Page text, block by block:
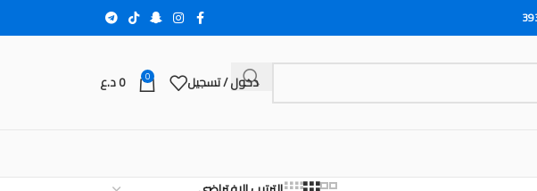
دخول / تسجيل 0
0د.ع